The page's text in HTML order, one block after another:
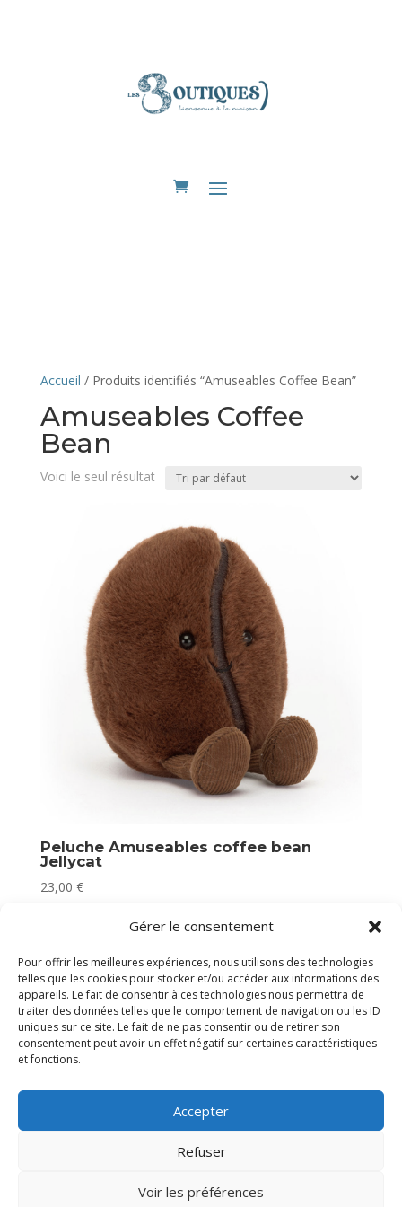
Gérer le consentement
Pour offrir les meilleures expériences, nous utilisons des technologies
telles que les cookies pour stocker et/ou accéder aux informations des
appareils. Le fait de consentir à ces technologies nous permettra de
traiter des données telles que le comportement de navigation ou les ID
uniques sur ce site. Le fait de ne pas consentir ou de retirer son
consentement peut avoir un effet négatif sur certaines caractéristiques
et fonctions.
Accepter
Refuser
Voir les préférences
Accueil / Produits identifiés “Amuseables Coffee Bean”
Amuseables Coffee
Bean
Voici le seul résultat
Peluche Amuseables coffee bean
Jellycat
23,00 €